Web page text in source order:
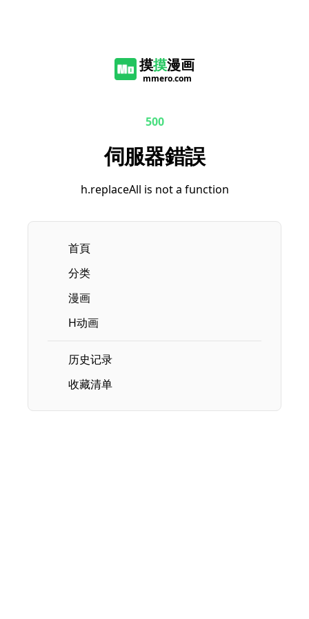
摸摸漫画
mmero.com
500
伺服器錯誤
h.replaceAll is not a function
首頁
分类
漫画
H动画
历史记录
收藏清单